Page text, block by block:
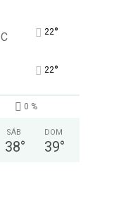
C 22°
22°
0 %
SÁB
38°
DOM
39°